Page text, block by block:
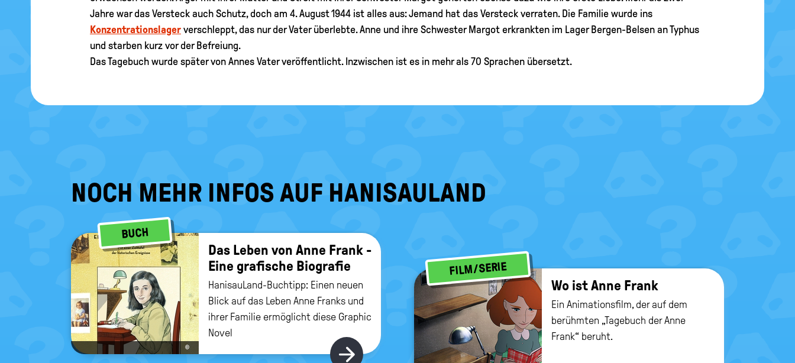
Jahre war das Versteck auch Schutz, doch am 4. August 1944 ist alles aus: Jemand hat das Versteck verraten. Die Familie wurde ins
Konzentrationslager verschleppt, das nur der Vater überlebte. Anne und ihre Schwester Margot erkrankten im Lager Bergen-Belsen an Typhus
und starben kurz vor der Befreiung.
Das Tagebuch wurde später von Annes Vater veröffentlicht. Inzwischen ist es in mehr als 70 Sprachen übersetzt.
NOCH MEHR INFOS AUF HANISAULAND
BUCH
©
Das Leben von Anne Frank -
Eine gra­fi­sche Bio­gra­fie
HanisauLand-Buchtipp: Einen neuen
Blick auf das Leben Anne Franks und
ihrer Familie ermöglicht diese Graphic
Novel
Hier gibt's mehr
FILM/SERIE
Wo ist Anne Frank
Ein Animationsfilm, der auf dem
berühmten „Tagebuch der Anne
Frank“ beruht.